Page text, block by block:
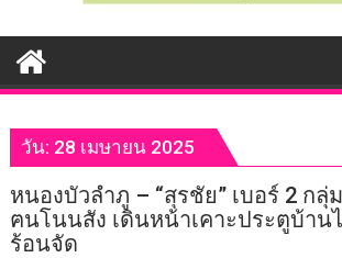
วัน: 28 เมษายน 2025
หนองบัวลำภู – “สุรชัย” เบอร์ 2 ก
ฅนโนนสัง เดินหน้าเคาะประตูบ้าน
ร้อนจัด